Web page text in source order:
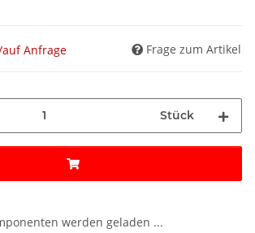
Anfrage Frage zum Artikel
Stück
werden geladen ...